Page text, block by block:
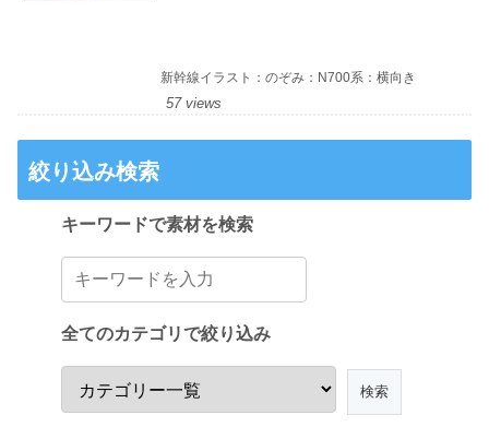
新幹線イラスト：のぞみ：N700系：横向き
57 views
絞り込み検索
キーワードで素材を検索
全てのカテゴリで絞り込み